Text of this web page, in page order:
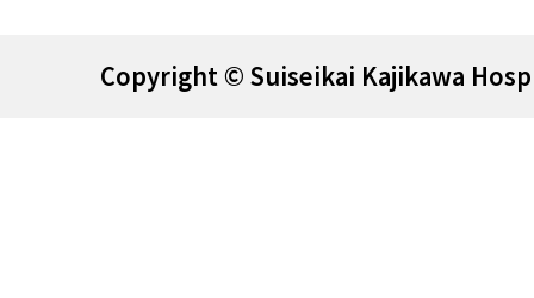
Copyright © Suiseikai Kajikawa